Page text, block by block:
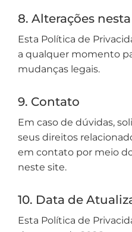
8. Alterações
Esta Política de
a qualquer momento
mudanças legais.
9. Contato
Em caso de dúvidas,
seus direitos
em contato por meio
neste site.
10. Data de
Esta Política de